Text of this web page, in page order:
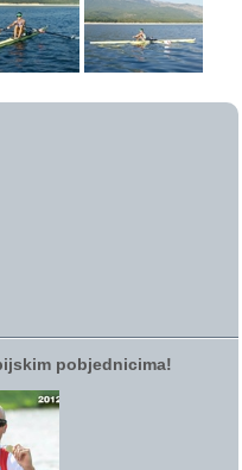
pobjednicima!